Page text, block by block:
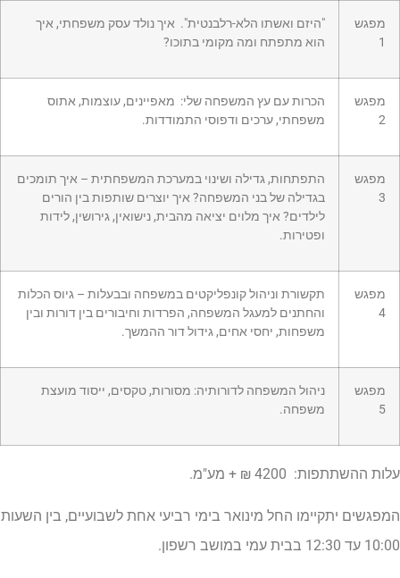
מפגש
1
"היזם ואשתו הלא-רלבנטית". איך נולד עסק משפחתי, איך
הוא מתפתח ומה מקומי בתוכו?
מפגש
2
הכרות עם עץ המשפחה שלי: מאפיינים, עוצמות, אתוס
משפחתי, ערכים ודפוסי התמודדות.
מפגש
3
התפתחות, גדילה ושינוי במערכת המשפחתית – איך תומכים
בגדילה של בני המשפחה? איך יוצרים שותפות בין הורים
לילדים? איך מלוים יציאה מהבית, נישואין, גירושין, לידות
ופטירות.
מפגש
4
תקשורת וניהול קונפליקטים במשפחה ובבעלות – גיוס הכלות
והחתנים למעגל המשפחה, הפרדות וחיבורים בין דורות ובין
משפחות, יחסי אחים, גידול דור ההמשך.
מפגש
5
ניהול המשפחה לדורותיה: מסורות, טקסים, ייסוד מועצת
משפחה.
עלות ההשתתפות: 4200 ₪ + מע"מ.
המפגשים יתקיימו החל מינואר בימי רביעי אחת לשבועיים, בין השעות
10:00 עד 12:30 בבית עמי במושב רשפון.